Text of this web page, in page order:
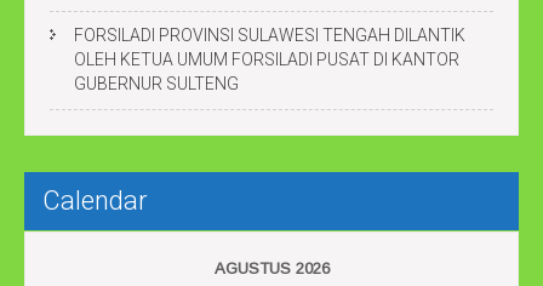
FORSILADI PROVINSI SULAWESI TENGAH DILANTIK
OLEH KETUA UMUM FORSILADI PUSAT DI KANTOR
GUBERNUR SULTENG
Calendar
AGUSTUS 2026